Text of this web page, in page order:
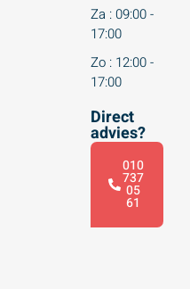
Za : 09:00 -
17:00
Zo : 12:00 -
17:00
Direct
advies?
010
737
05
61